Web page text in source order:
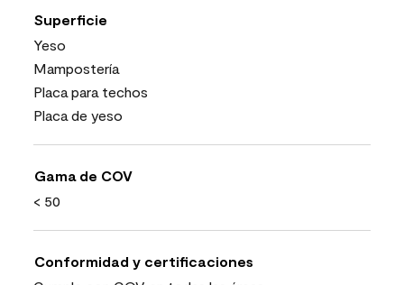
Superficie
Yeso
Mampostería
Placa para techos
Placa de yeso
Gama de COV
< 50
Conformidad y certificaciones